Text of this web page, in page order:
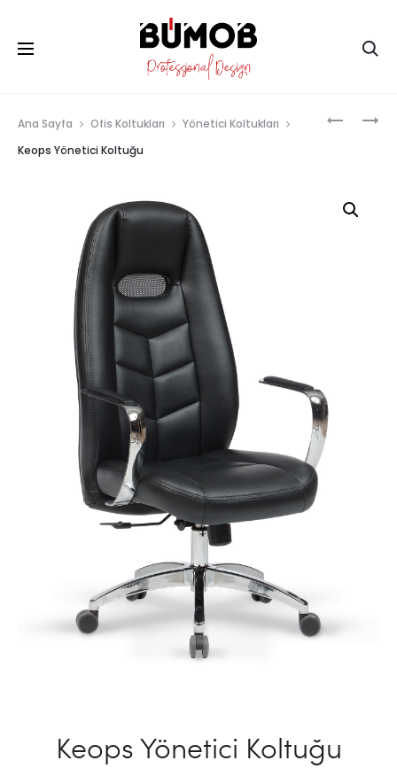
Ana Sayfa Ofis Koltukları
Yönetici Koltukları
Keops Yönetici Koltuğu
Keops Yönetici Koltuğu